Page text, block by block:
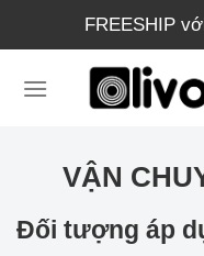
dung
FREESHIP
VẬN
Đối tượng áp